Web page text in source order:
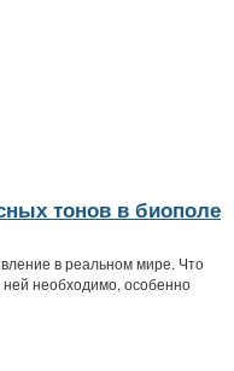
тонов в биополе
в реальном мире. Что
ней необходимо, особенно